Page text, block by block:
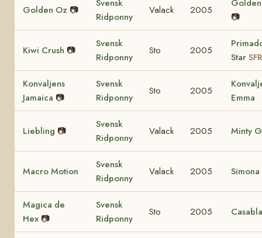
Golden Oz 📷
Svensk
Ridponny
Valack 2005
📷
Kiwi Crush 📷
Svensk
Ridponny
Sto 2005
Star
Konvaljens
Jamaica 📷
Svensk
Ridponny
Sto 2005
Emma
Liebling 📷
Svensk
Ridponny
Valack 2005 Minty
Macro Motion
Svensk
Ridponny
Valack 2005 Simona
Magica de
Hex 📷
Svensk
Ridponny
Sto 2005